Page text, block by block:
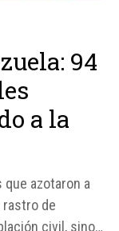
94
a la
azotaron a
rastro de
civil, sino